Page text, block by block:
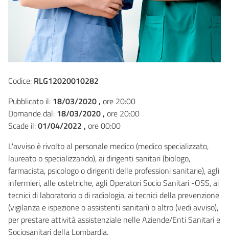
Codice: RLG12020010282
Pubblicato il: 18/03/2020 , ore 20:00
Domande dal: 18/03/2020 , ore 20:00
Scade il:01/04/2022 , ore 00:00
L'avviso è rivolto al personale medico (medico specializzato,
laureato o specializzando), ai dirigenti sanitari (biologo,
farmacista, psicologo o dirigenti delle professioni sanitarie), agli
infermieri, alle ostetriche, agli Operatori Socio Sanitari -OSS, ai
tecnici di laboratorio o di radiologia, ai tecnici della prevenzione
(vigilanza e ispezione o assistenti sanitari) o altro (vedi avviso),
per prestare attività assistenziale nelle Aziende/Enti Sanitari e
Sociosanitari della Lombardia.